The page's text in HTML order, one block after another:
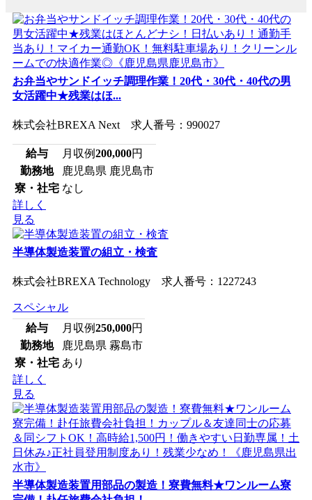
お弁当やサンドイッチ調理作業！20代・30代・40代の男
女活躍中★残業はほ...
株式会社BREXA Next 求人番号：990027
給与 月収例200,000円
勤務地
鹿児島県 鹿児島市
寮・社宅 なし
詳しく
見る
半導体製造装置の組立・検査
株式会社BREXA Technology 求人番号：1227243
スペシャル
給与
月収例250,000円
勤務地
鹿児島県 霧島市
寮・社宅 あり
詳しく
見る
半導体製造装置用部品の製造！寮費無料★ワンルーム寮